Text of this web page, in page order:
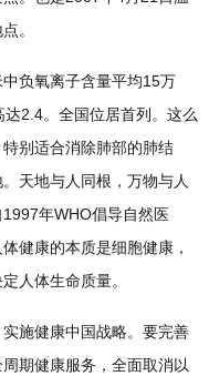
。
负氧离子含量平均15万
2.4。全国位居首列。这么
别适合消除肺部的肺结
天地与人同根，万物与人
年WHO倡导自然医
健康的本质是细胞健康，
人体生命质量。
施健康中国战略。要完善
期健康服务，全面取消以